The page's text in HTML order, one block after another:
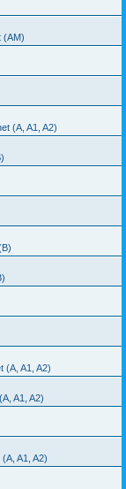
(AM)
(A, A1, A2)
(A, A1, A2)
A1, A2)
A1, A2)